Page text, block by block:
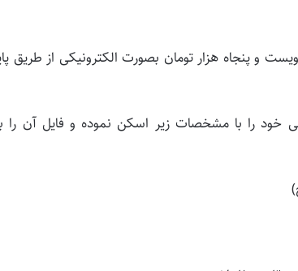
تستی به مبلغ ۲/۵۰۰/۰۰۰ ریال معادل دویست و پنجاه هزار تومان بصورت الکترونیکی از طریق
را با مشخصات زیر اسکن نموده و فایل آن را